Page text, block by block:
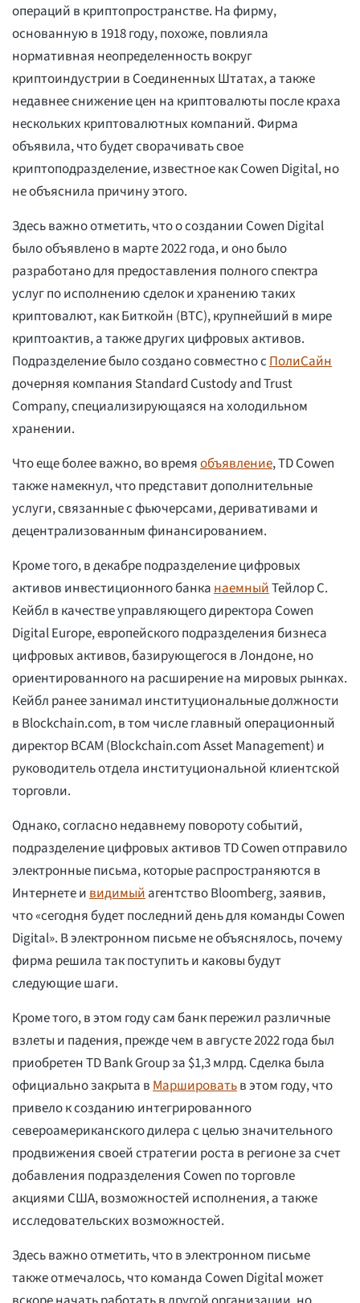
операций в криптопространстве. На фирму,
основанную в 1918 году, похоже, повлияла
нормативная неопределенность вокруг
криптоиндустрии в Соединенных Штатах, а также
недавнее снижение цен на криптовалюты после краха
нескольких криптовалютных компаний. Фирма
объявила, что будет сворачивать свое
криптоподразделение, известное как Cowen Digital, но
не объяснила причину этого.
Здесь важно отметить, что о создании Cowen Digital
было объявлено в марте 2022 года, и оно было
разработано для предоставления полного спектра
услуг по исполнению сделок и хранению таких
криптовалют, как Биткойн (BTC), крупнейший в мире
криптоактив, а также других цифровых активов.
Подразделение было создано совместно сПолиСайн
дочерняя компания Standard Custody and Trust
Company, специализирующаяся на холодильном
хранении.
Что еще более важно, во времяобъявление, TD Cowen
также намекнул, что представит дополнительные
услуги, связанные с фьючерсами, деривативами и
децентрализованным финансированием.
Кроме того, в декабре подразделение цифровых
активов инвестиционного банканаемныйТейлор С.
Кейбл в качестве управляющего директора Cowen
Digital Europe, европейского подразделения бизнеса
цифровых активов, базирующегося в Лондоне, но
ориентированного на расширение на мировых рынках.
Кейбл ранее занимал институциональные должности
в Blockchain.com, в том числе главный операционный
директор BCAM (Blockchain.com Asset Management) и
руководитель отдела институциональной клиентской
торговли.
Однако, согласно недавнему повороту событий,
подразделение цифровых активов TD Cowen отправило
электронные письма, которые распространяются в
Интернете ивидимыйагентство Bloomberg, заявив,
что «сегодня будет последний день для команды Cowen
Digital». В электронном письме не объяснялось, почему
фирма решила так поступить и каковы будут
следующие шаги.
Кроме того, в этом году сам банк пережил различные
взлеты и падения, прежде чем в августе 2022 года был
приобретен TD Bank Group за $1,3 млрд. Сделка была
официально закрыта вМаршироватьв этом году, что
привело к созданию интегрированного
североамериканского дилера с целью значительного
продвижения своей стратегии роста в регионе за счет
добавления подразделения Cowen по торговле
акциями США, возможностей исполнения, а также
исследовательских возможностей.
Здесь важно отметить, что в электронном письме
также отмечалось, что команда Cowen Digital может